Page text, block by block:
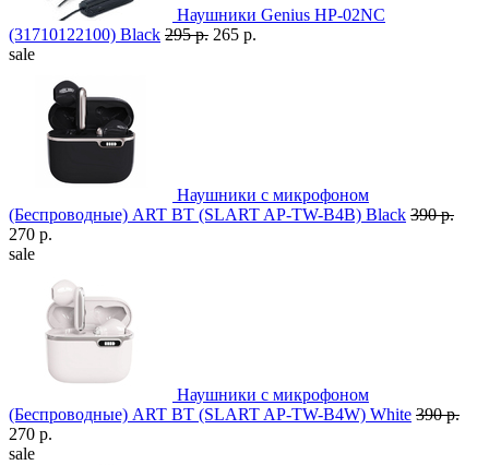
Наушники Genius HP-02NC
(31710122100) Black 295 р. 265 р.
sale
Наушники с микрофоном
(Беспроводные) ART BT (SLART AP-TW-B4B) Black 390 р.
270 р.
sale
Наушники с микрофоном
(Беспроводные) ART BT (SLART AP-TW-B4W) White 390 р.
270 р.
sale